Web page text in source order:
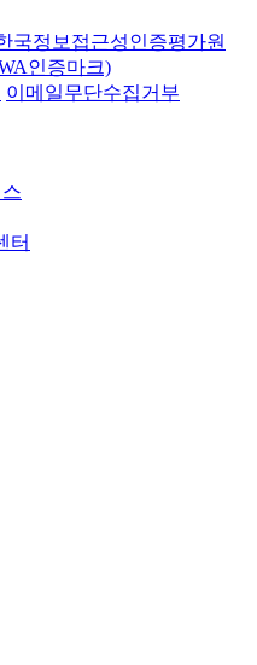
이메일무단수집거부
터